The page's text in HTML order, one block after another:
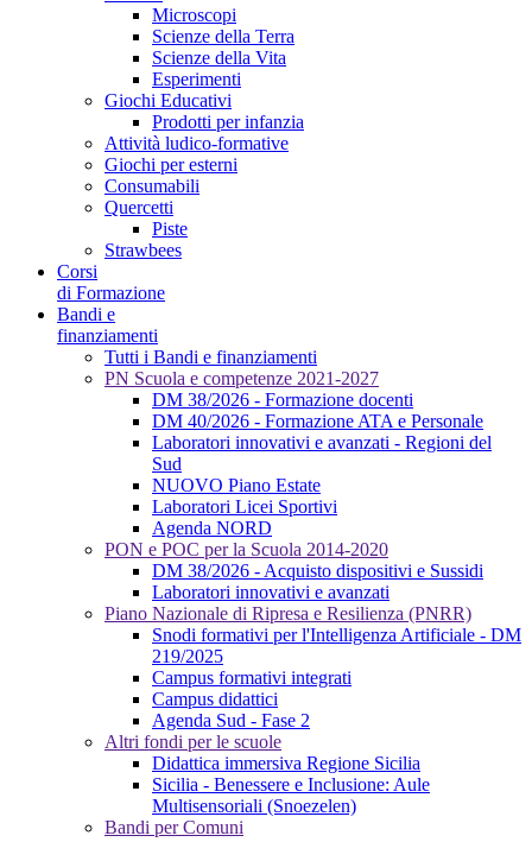
Microscopi
Scienze della Terra
Scienze della Vita
Esperimenti
Giochi Educativi
Prodotti per infanzia
Attività ludico-formative
Giochi per esterni
Consumabili
Quercetti
Piste
Strawbees
Corsi
di Formazione
Bandi e
finanziamenti
Tutti i Bandi e finanziamenti
PN Scuola e competenze 2021-2027
DM 38/2026 - Formazione docenti
DM 40/2026 - Formazione ATA e Personale
Laboratori innovativi e avanzati - Regioni del
Sud
NUOVO Piano Estate
Laboratori Licei Sportivi
Agenda NORD
PON e POC per la Scuola 2014-2020
DM 38/2026 - Acquisto dispositivi e Sussidi
Laboratori innovativi e avanzati
Piano Nazionale di Ripresa e Resilienza (PNRR)
Snodi formativi per l'Intelligenza Artificiale - DM
219/2025
Campus formativi integrati
Campus didattici
Agenda Sud - Fase 2
Altri fondi per le scuole
Didattica immersiva Regione Sicilia
Sicilia - Benessere e Inclusione: Aule
Multisensoriali (Snoezelen)
Bandi per Comuni